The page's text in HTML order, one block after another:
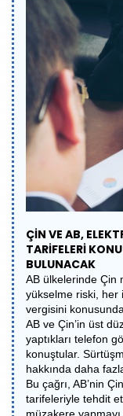
ÇİN VE AB,
TARİFELERİ
BULUNACAK
AB ülkelerinde Çin
yükselme riski, her
vergisini
AB ve Çin’in üst
yaptıkları telefon
konuştular.
hakkında daha
Bu çağrı, AB’nin
tarifeleriyle tehdit